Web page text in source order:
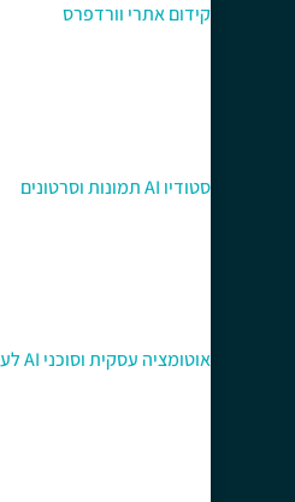
קידום אתרי וורדפרס
סטודיו AI תמונות וסרטונים
אוטומציה עסקית וסוכני AI לעסקים